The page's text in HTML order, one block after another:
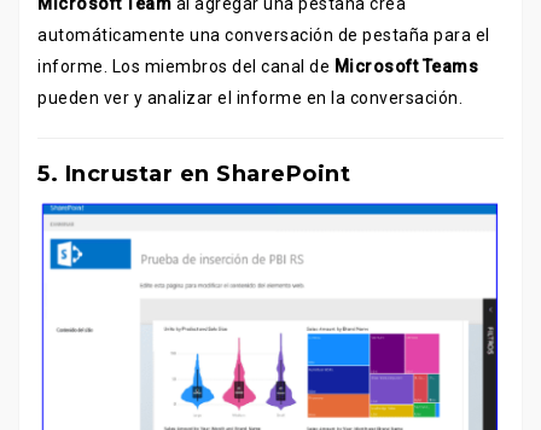
Microsoft Team al agregar una pestaña crea
automáticamente una conversación de pestaña para el
informe. Los miembros del canal de Microsoft Teams
pueden ver y analizar el informe en la conversación.
5. Incrustar en SharePoint